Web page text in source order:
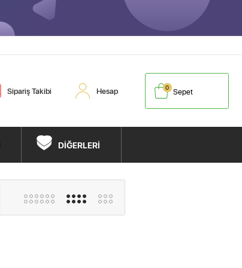
Sipariş Takibi Hesap Sepet
0
DİĞERLERİ